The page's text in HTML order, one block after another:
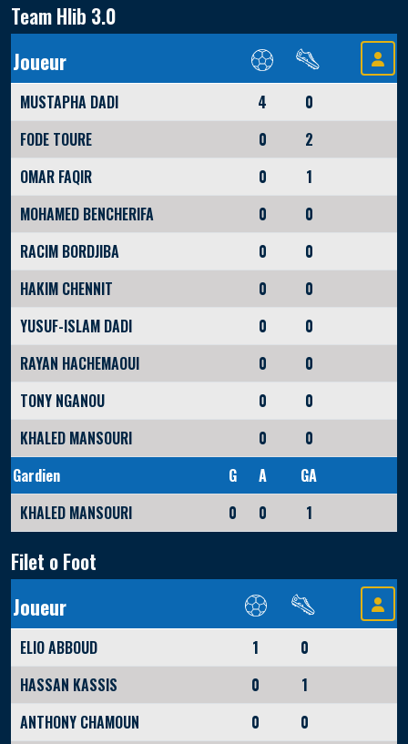
Team Hlib 3.0
Joueur
MUSTAPHA DADI 4
0
FODE TOURE
0
2
OMAR FAQIR
0
1
MOHAMED BENCHERIFA
0
0
RACIM BORDJIBA
0
0
HAKIM CHENNIT
0
0
YUSUF-ISLAM DADI
0
0
RAYAN HACHEMAOUI
0
0
TONY NGANOU
0
0
KHALED MANSOURI
0
0
Gardien
G A
GA
KHALED MANSOURI
0 0 1
Filet o Foot
Joueur
ELIO ABBOUD 1
0
HASSAN KASSIS
0
1
ANTHONY CHAMOUN
0
0